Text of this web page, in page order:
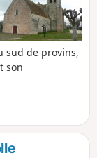
sud de provins,
son